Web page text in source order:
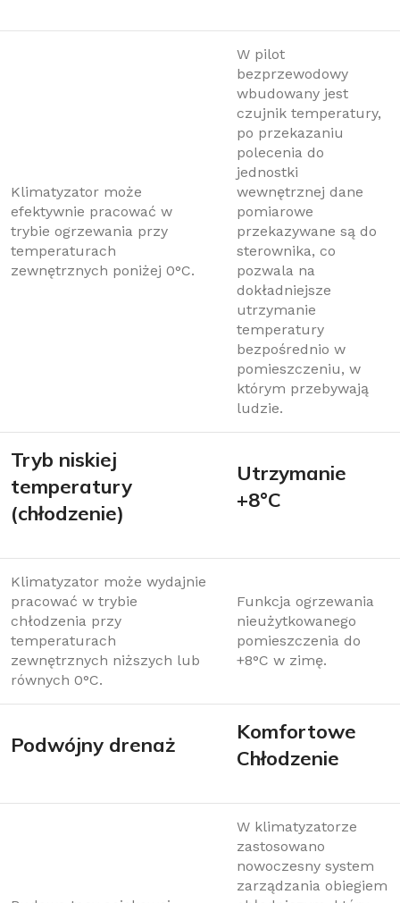
Klimatyzator może
efektywnie pracować w
trybie ogrzewania przy
temperaturach
zewnętrznych poniżej 0°C.
W pilot
bezprzewodowy
wbudowany jest
czujnik temperatury,
po przekazaniu
polecenia do
jednostki
wewnętrznej dane
pomiarowe
przekazywane są do
sterownika, co
pozwala na
dokładniejsze
utrzymanie
temperatury
bezpośrednio w
pomieszczeniu, w
którym przebywają
ludzie.
Tryb niskiej
temperatury
(chłodzenie)
Utrzymanie
+8°C
Klimatyzator może wydajnie
pracować w trybie
chłodzenia przy
temperaturach
zewnętrznych niższych lub
równych 0°C.
Funkcja ogrzewania
nieużytkowanego
pomieszczenia do
+8°C w zimę.
Podwójny drenaż
Komfortowe
Chłodzenie
W klimatyzatorze
zastosowano
nowoczesny system
zarządzania obiegiem